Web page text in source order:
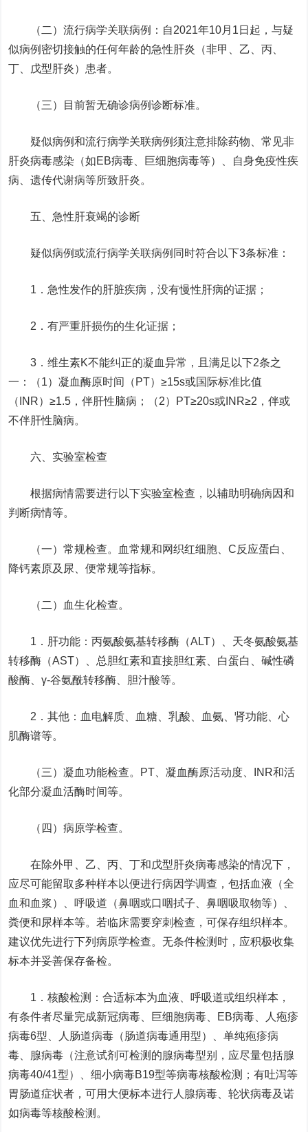
（二）流行病学关联病例：自2021年10月1日起，与疑
似病例密切接触的任何年龄的急性肝炎（非甲、乙、丙、
丁、戊型肝炎）患者。
（三）目前暂无确诊病例诊断标准。
疑似病例和流行病学关联病例须注意排除药物、常见非
肝炎病毒感染（如EB病毒、巨细胞病毒等）、自身免疫性疾
病、遗传代谢病等所致肝炎。
五、急性肝衰竭的诊断
疑似病例或流行病学关联病例同时符合以下3条标准：
1．急性发作的肝脏疾病，没有慢性肝病的证据；
2．有严重肝损伤的生化证据；
3．维生素K不能纠正的凝血异常，且满足以下2条之
一：（1）凝血酶原时间（PT）≥15s或国际标准比值
（INR）≥1.5，伴肝性脑病；（2）PT≥20s或INR≥2，伴或
不伴肝性脑病。
六、实验室检查
根据病情需要进行以下实验室检查，以辅助明确病因和
判断病情等。
（一）常规检查。血常规和网织红细胞、C反应蛋白、
降钙素原及尿、便常规等指标。
（二）血生化检查。
1．肝功能：丙氨酸氨基转移酶（ALT）、天冬氨酸氨基
转移酶（AST）、总胆红素和直接胆红素、白蛋白、碱性磷
酸酶、γ-谷氨酰转移酶、胆汁酸等。
2．其他：血电解质、血糖、乳酸、血氨、肾功能、心
肌酶谱等。
（三）凝血功能检查。PT、凝血酶原活动度、INR和活
化部分凝血活酶时间等。
（四）病原学检查。
在除外甲、乙、丙、丁和戊型肝炎病毒感染的情况下，
应尽可能留取多种样本以便进行病因学调查，包括血液（全
血和血浆）、呼吸道（鼻咽或口咽拭子、鼻咽吸取物等）、
粪便和尿样本等。若临床需要穿刺检查，可保存组织样本。
建议优先进行下列病原学检查。无条件检测时，应积极收集
标本并妥善保存备检。
1．核酸检测：合适标本为血液、呼吸道或组织样本，
有条件者尽量完成新冠病毒、巨细胞病毒、EB病毒、人疱疹
病毒6型、人肠道病毒（肠道病毒通用型）、单纯疱疹病
毒、腺病毒（注意试剂可检测的腺病毒型别，应尽量包括腺
病毒40/41型）、细小病毒B19型等病毒核酸检测；有吐泻等
胃肠道症状者，可用大便标本进行人腺病毒、轮状病毒及诺
如病毒等核酸检测。